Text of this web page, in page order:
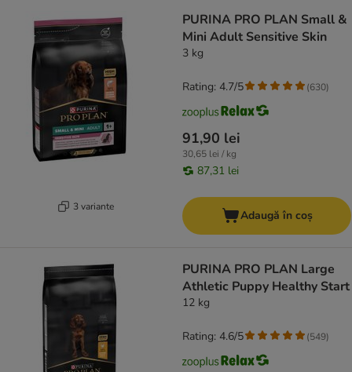
3 variante
PURINA PRO PLAN Small &
Mini Adult Sensitive Skin
3 kg
91,90 lei
30,65 lei / kg
87,31 lei
Rating: 4.7/5 (630)
Adaugă în coș
PURINA PRO PLAN Large
Athletic Puppy Healthy Start
12 kg
Rating: 4.6/5 (549)